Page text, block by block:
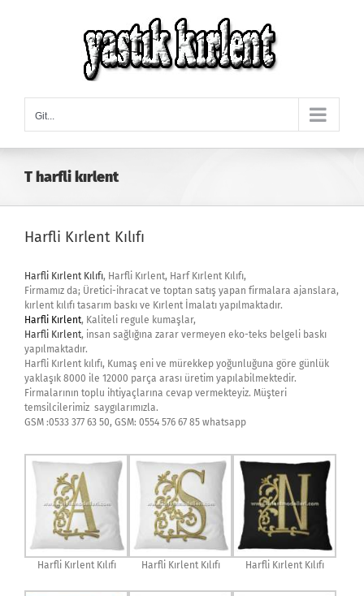
Git...
T harfli kırlent
Harfli Kırlent Kılıfı
Harfli Kırlent Kılıfı, Harfli Kırlent, Harf Kırlent Kılıfı,
Firmamız da; Üretici-ihracat ve toptan satış yapan firmalara ajanslara,
kırlent kılıfı tasarım baskı ve Kırlent İmalatı yapılmaktadır.
Harfli Kırlent, Kaliteli regule kumaşlar,
Harfli Kırlent, insan sağlığına zarar vermeyen eko-teks belgeli baskı
yapılmaktadır.
Harfli Kırlent kılıfı, Kumaş eni ve mürekkep yoğunluğuna göre günlük
yaklaşık 8000 ile 12000 parça arası üretim yapılabilmektedir.
Firmalarının toplu ihtiyaçlarına cevap vermekteyiz. Müşteri
temsilcilerimiz saygılarımızla.
GSM :0533 377 63 50, GSM: 0554 576 67 85 whatsapp
Harfli Kırlent Kılıfı Harfli Kırlent Kılıfı Harfli Kırlent Kılıfı